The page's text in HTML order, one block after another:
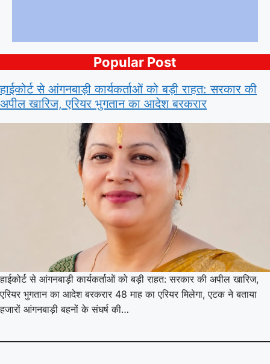
Popular Post
हाईकोर्ट से आंगनबाड़ी कार्यकर्ताओं को बड़ी राहत: सरकार की
अपील खारिज, एरियर भुगतान का आदेश बरकरार
हाईकोर्ट से आंगनबाड़ी कार्यकर्ताओं को बड़ी राहत: सरकार की अपील खारिज,
एरियर भुगतान का आदेश बरकरार 48 माह का एरियर मिलेगा, एटक ने बताया
हजारों आंगनबाड़ी बहनों के संघर्ष की…